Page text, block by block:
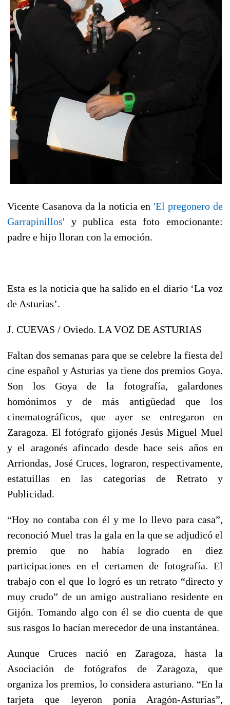
Vicente Casanova da la noticia en 'El pregonero de
Garrapinillos' y publica esta foto emocionante:
padre e hijo lloran con la emoción.
Esta es la noticia que ha salido en el diario ‘La voz
de Asturias’.
J. CUEVAS / Oviedo. LA VOZ DE ASTURIAS
Faltan dos semanas para que se celebre la fiesta del
cine español y Asturias ya tiene dos premios Goya.
Son los Goya de la fotografía, galardones
homónimos y de más antigüedad que los
cinematográficos, que ayer se entregaron en
Zaragoza. El fotógrafo gijonés Jesús Miguel Muel
y el aragonés afincado desde hace seis años en
Arriondas, José Cruces, lograron, respectivamente,
estatuillas en las categorías de Retrato y
Publicidad.
“Hoy no contaba con él y me lo llevo para casa”,
reconoció Muel tras la gala en la que se adjudicó el
premio que no había logrado en diez
participaciones en el certamen de fotografía. El
trabajo con el que lo logró es un retrato “directo y
muy crudo” de un amigo australiano residente en
Gijón. Tomando algo con él se dio cuenta de que
sus rasgos lo hacían merecedor de una instantánea.
Aunque Cruces nació en Zaragoza, hasta la
Asociación de fotógrafos de Zaragoza, que
organiza los premios, lo considera asturiano. “En la
tarjeta que leyeron ponía Aragón-Asturias”,